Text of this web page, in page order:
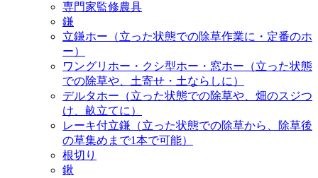
専門家監修農具
鎌
立鎌ホー（立った状態での除草作業に・定番のホ
ー）
ワングリホー・クシ型ホー・窓ホー（立った状態
での除草や、土寄せ・土ならしに）
デルタホー（立った状態での除草や、畑のスジつ
け、畝立てに）
レーキ付立鎌（立った状態での除草から、除草後
の草集めまで1本で可能）
根切り
鍬